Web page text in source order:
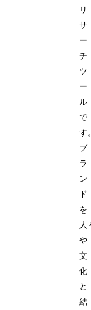
リ
サ
ー
チ
ツ
ー
ル
で
す
ブ
ラ
ン
ド
を
人
や
文
化
と
結